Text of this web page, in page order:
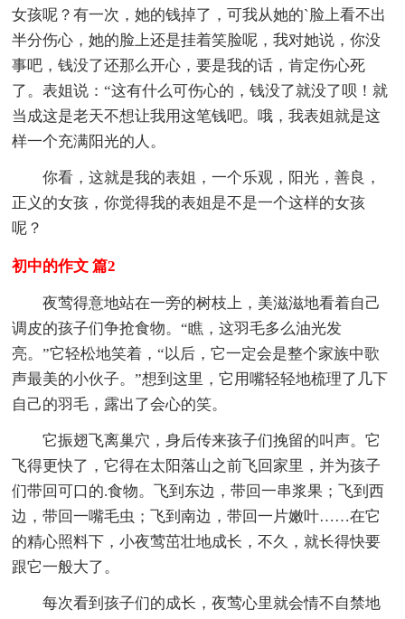
女孩呢？有一次，她的钱掉了，可我从她的`脸上看不出
半分伤心，她的脸上还是挂着笑脸呢，我对她说，你没
事吧，钱没了还那么开心，要是我的话，肯定伤心死
了。表姐说：“这有什么可伤心的，钱没了就没了呗！就
当成这是老天不想让我用这笔钱吧。哦，我表姐就是这
样一个充满阳光的人。
你看，这就是我的表姐，一个乐观，阳光，善良，
正义的女孩，你觉得我的表姐是不是一个这样的女孩
呢？
初中的作文 篇2
夜莺得意地站在一旁的树枝上，美滋滋地看着自己
调皮的孩子们争抢食物。“瞧，这羽毛多么油光发
亮。”它轻松地笑着，“以后，它一定会是整个家族中歌
声最美的小伙子。”想到这里，它用嘴轻轻地梳理了几下
自己的羽毛，露出了会心的笑。
它振翅飞离巢穴，身后传来孩子们挽留的叫声。它
飞得更快了，它得在太阳落山之前飞回家里，并为孩子
们带回可口的.食物。飞到东边，带回一串浆果；飞到西
边，带回一嘴毛虫；飞到南边，带回一片嫩叶……在它
的精心照料下，小夜莺茁壮地成长，不久，就长得快要
跟它一般大了。
每次看到孩子们的成长，夜莺心里就会情不自禁地